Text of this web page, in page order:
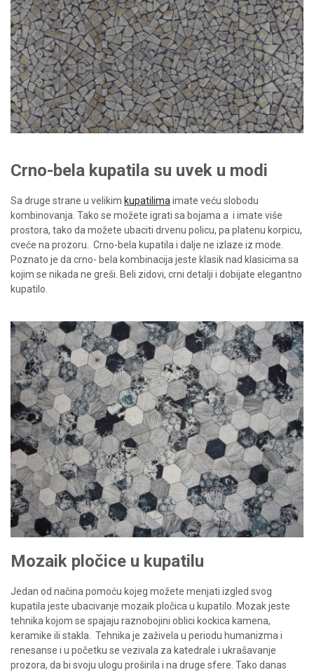
Crno-bela kupatila su uvek u modi
Sa druge strane u velikim kupatilima imate veću slobodu
kombinovanja. Tako se možete igrati sa bojama a i imate više
prostora, tako da možete ubaciti drvenu policu, pa platenu korpicu,
cveće na prozoru.
Crno-bela kupatila i dalje ne izlaze iz mode.
Poznato je da crno- bela kombinacija jeste klasik nad klasicima sa
kojim se nikada ne greši. Beli zidovi, crni detalji i dobijate elegantno
kupatilo.
Mozaik pločice u kupatilu
Jedan od načina pomoću kojeg možete menjati izgled svog
kupatila jeste ubacivanje mozaik pločica u kupatilo. Mozak jeste
tehnika kojom se spajaju raznobojini oblici kockica kamena,
keramike ili stakla.
Tehnika je zaživela u periodu humanizma i
renesanse i u početku se vezivala za katedrale i ukrašavanje
prozora, da bi svoju ulogu proširila i na druge sfere. Tako danas